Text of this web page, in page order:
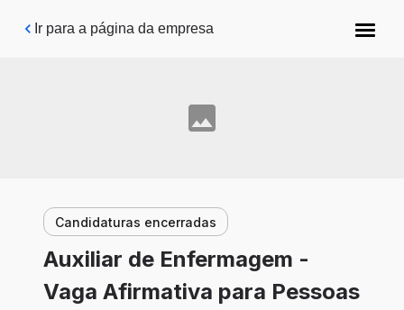
Pular para o conteúdo principal
Ir para a página da empresa
Candidaturas encerradas
Auxiliar de Enfermagem -
Vaga Afirmativa para Pessoas